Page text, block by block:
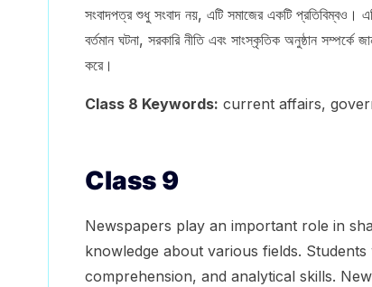
সংবাদপত্র শুধু সংবাদ নয়, এটি সমাজের একটি প্রতিবিম্বও।
বর্তমান ঘটনা, সরকারি নীতি এবং সাংস্কৃতিক অনুষ্ঠান সম্পর্কে
করে।
Class 8 Keywords: current affairs,
Class 9
Newspapers play an important role in
knowledge about various fields.
comprehension, and analytical skills.